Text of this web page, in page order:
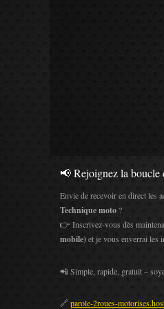
📢 Rejoignez la
Envie de recevoir en direct les
Technique moto ?
👉 Inscrivez-vous dès
mobile)et je vous enverrai les
📲 Simple, rapide, gratuit –
🔗parole-2roues-